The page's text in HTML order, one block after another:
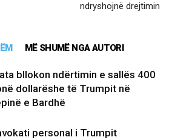
ndryshojnë drejtimin
MË SHUMË NGA AUTORI
bllokon ndërtimin e sallës 400
dollarëshe të Trumpit në
e Bardhë
personal i Trumpit